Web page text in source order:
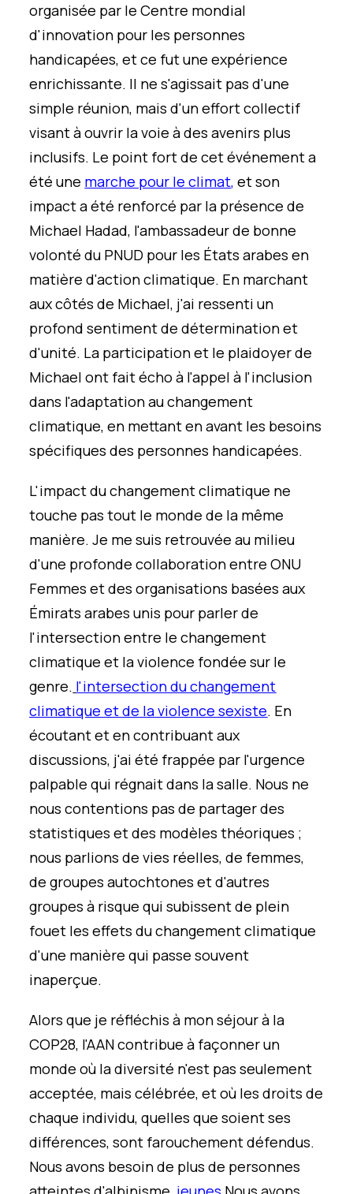
organisée par le Centre mondial
d'innovation pour les personnes
handicapées, et ce fut une expérience
enrichissante. Il ne s'agissait pas d'une
simple réunion, mais d'un effort collectif
visant à ouvrir la voie à des avenirs plus
inclusifs. Le point fort de cet événement a
été une marche pour le climat, et son
impact a été renforcé par la présence de
Michael Hadad, l'ambassadeur de bonne
volonté du PNUD pour les États arabes en
matière d'action climatique. En marchant
aux côtés de Michael, j'ai ressenti un
profond sentiment de détermination et
d'unité. La participation et le plaidoyer de
Michael ont fait écho à l'appel à l'inclusion
dans l'adaptation au changement
climatique, en mettant en avant les besoins
spécifiques des personnes handicapées.
L'impact du changement climatique ne
touche pas tout le monde de la même
manière. Je me suis retrouvée au milieu
d'une profonde collaboration entre ONU
Femmes et des organisations basées aux
Émirats arabes unis pour parler de
l'intersection entre le changement
climatique et la violence fondée sur le
genre. l'intersection du changement
climatique et de la violence sexiste. En
écoutant et en contribuant aux
discussions, j'ai été frappée par l'urgence
palpable qui régnait dans la salle. Nous ne
nous contentions pas de partager des
statistiques et des modèles théoriques ;
nous parlions de vies réelles, de femmes,
de groupes autochtones et d'autres
groupes à risque qui subissent de plein
fouet les effets du changement climatique
d'une manière qui passe souvent
inaperçue.
Alors que je réfléchis à mon séjour à la
COP28, l'AAN contribue à façonner un
monde où la diversité n'est pas seulement
acceptée, mais célébrée, et où les droits de
chaque individu, quelles que soient ses
différences, sont farouchement défendus.
Nous avons besoin de plus de personnes